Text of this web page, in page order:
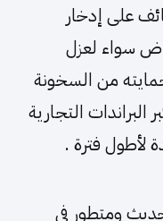
على إدخار
سواء لعزل
من السخونة
التجارية
لأطول فترة .
ومتطور فى